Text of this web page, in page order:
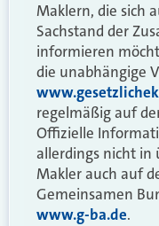
Maklern, die sich
Sachstand der
informieren
die unabhängige
regelmäßig auf
Offizielle
allerdings nicht in
Makler auch auf
Gemeinsamen
www.g-ba.de.